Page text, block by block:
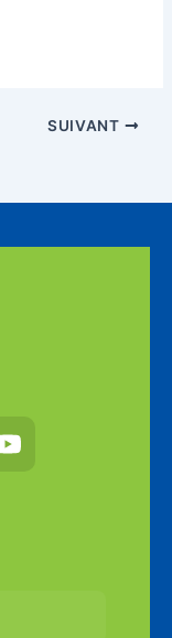
SUIVANT